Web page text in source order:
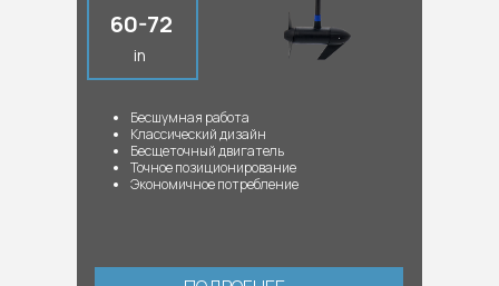
in
60-72
Бесшумная работа
Классический дизайн
Бесщеточный двигатель
Точное позиционирование
Экономичное потребление